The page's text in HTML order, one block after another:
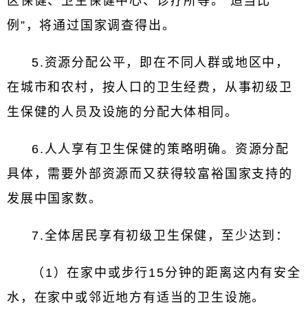
例”，将通过国家调查得出。
5.资源分配公平，即在不同人群或地区中，
在城市和农村，按人口的卫生经费，从事初级卫
生保健的人员及设施的分配大体相同。
6.人人享有卫生保健的策略明确。资源分配
具体，需要外部资源而又获得较富裕国家支持的
发展中国家数。
7.全体居民享有初级卫生保健，至少达到：
（1）在家中或步行15分钟的距离这内有安全
水，在家中或邻近地方有适当的卫生设施。